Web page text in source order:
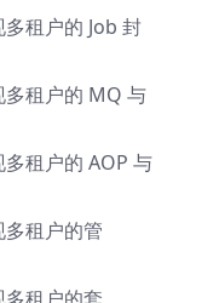
租户的 Job 封
租户的 MQ 与
租户的 AOP 与
租户的管